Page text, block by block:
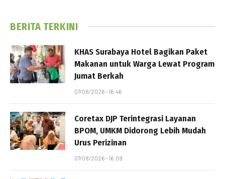
BERITA TERKINI
KHAS Surabaya Hotel Bagikan Paket
Makanan untuk Warga Lewat Program
Jumat Berkah
07/08/2026 - 16:46
Coretax DJP Terintegrasi Layanan
BPOM, UMKM Didorong Lebih Mudah
Urus Perizinan
07/08/2026 - 16:09